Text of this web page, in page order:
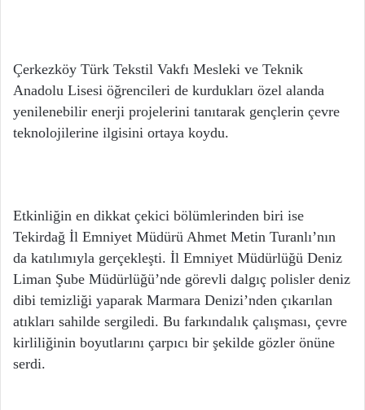
Çerkezköy Türk Tekstil Vakfı Mesleki ve Teknik
Anadolu Lisesi öğrencileri de kurdukları özel alanda
yenilenebilir enerji projelerini tanıtarak gençlerin çevre
teknolojilerine ilgisini ortaya koydu.
Etkinliğin en dikkat çekici bölümlerinden biri ise
Tekirdağ İl Emniyet Müdürü Ahmet Metin Turanlı’nın
da katılımıyla gerçekleşti. İl Emniyet Müdürlüğü Deniz
Liman Şube Müdürlüğü’nde görevli dalgıç polisler deniz
dibi temizliği yaparak Marmara Denizi’nden çıkarılan
atıkları sahilde sergiledi. Bu farkındalık çalışması, çevre
kirliliğinin boyutlarını çarpıcı bir şekilde gözler önüne
serdi.